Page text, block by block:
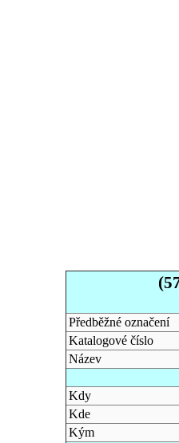
Předběžné označení
Katalogové číslo
Název
Kdy
Kde
Kým